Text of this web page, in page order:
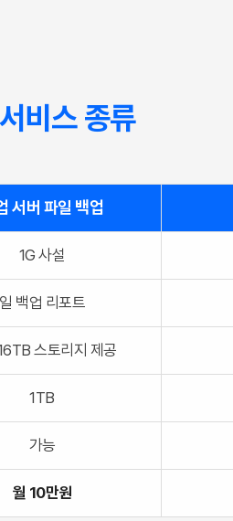
비스 종류
서버 파일 백업
1G 사설
일 백업 리포트
스토리지 제공
1TB
가능
월 10만원